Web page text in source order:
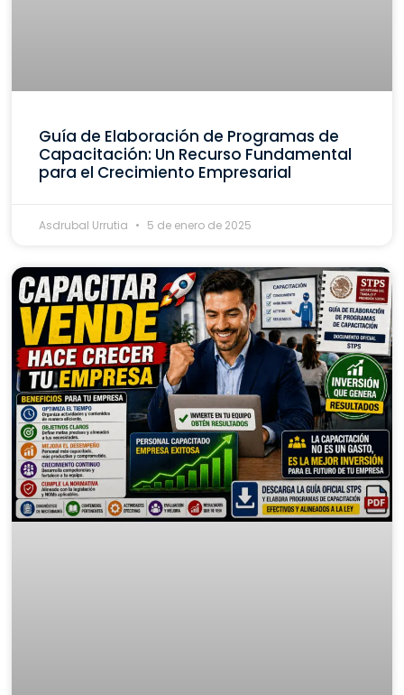
Guía de Elaboración de Programas de
Capacitación: Un Recurso Fundamental
para el Crecimiento Empresarial
Asdrubal Urrutia 5 de enero de 2025